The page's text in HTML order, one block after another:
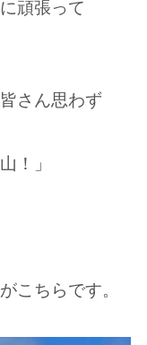
頑張って
さん思わず
！」
こちらです。